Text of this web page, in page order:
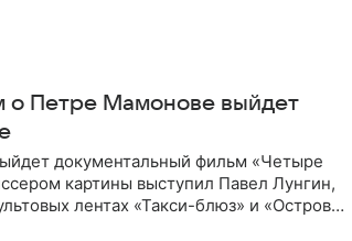
о Петре Мамонове выйдет
документальный фильм «Четыре
картины выступил Павел Лунгин,
лентах «Такси-блюз» и «Остров».